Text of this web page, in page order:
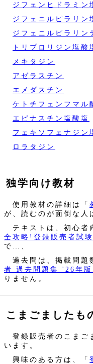
ジフェンヒドラミン
ジフェニルピラリン
ジフェニルピラリン
トリプロリジン塩酸
メキタジン
アゼラスチン
エメダスチン
ケトチフェンフマル
エピナスチン塩酸塩
フェキソフェナジン
ロラタジン
独学向け教材
使用教材の詳細は「
が、読むのが面倒な人
テキストは、初心者
全攻略!登録販売者試
で…、
過去問は、掲載問題
者 過去問題集 '26年
りません。
こまごましたも
登録販売者のこまご
います。
興味のある方は、「